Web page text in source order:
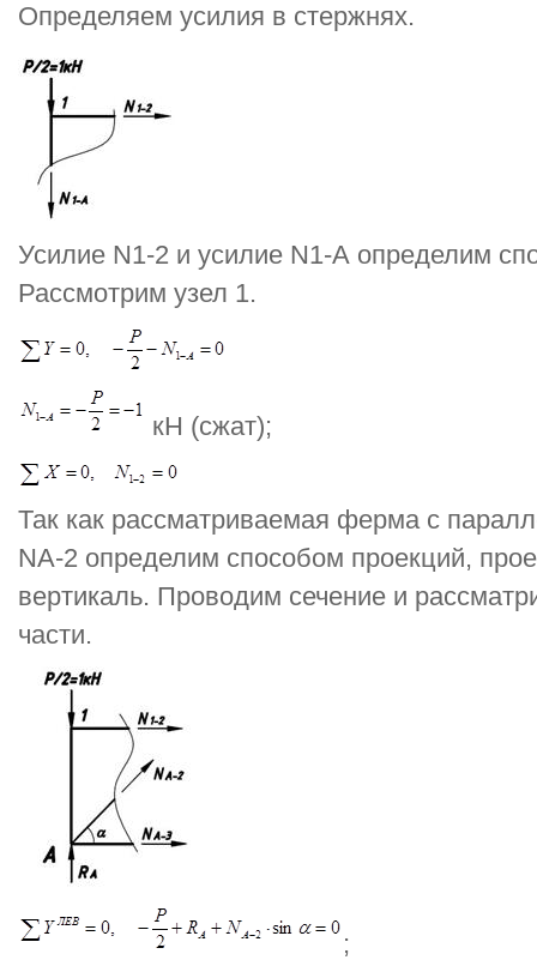
Определяем усилия в стержнях.
Усилие N1-2 и усилие N1-А определим
Рассмотрим узел 1.
кН (сжат);
Так как рассматриваемая ферма с
NА-2 определим способом проекций,
вертикаль. Проводим сечение и
части.
;